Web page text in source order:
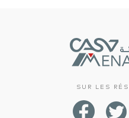
SUR LES